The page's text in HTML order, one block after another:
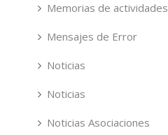
Memorias de actividades
Mensajes de Error
Noticias
Noticias
Noticias Asociaciones